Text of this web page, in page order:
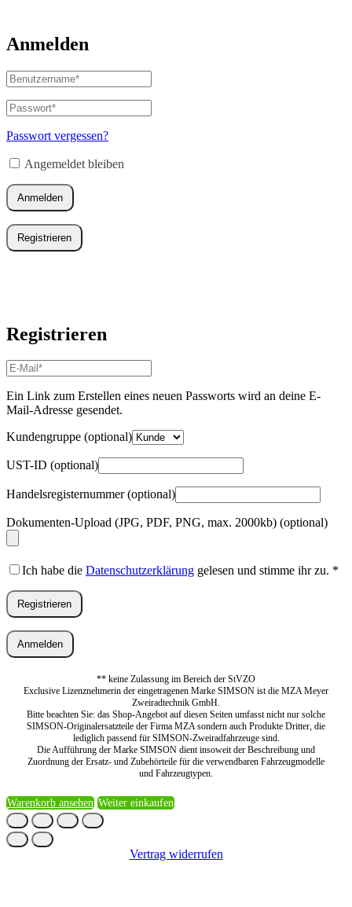
Anmelden
Benutzername
oder
E-
Mail-
Adresse*
Passwort*
Erforderlich
Passwort vergessen?
Angemeldet bleiben
Anmelden
Registrieren
Registrieren
E-
Mail-
Adresse*
Erforderlich
Ein Link zum Erstellen eines neuen Passworts wird an deine E-
Mail-Adresse gesendet.
Kundengruppe (optional)
UST-ID (optional)
Handelsregisternummer(optional)
Dokumenten-Upload (JPG, PDF, PNG, max. 2000kb) (optional)
Ich habe die Datenschutzerklärung gelesen und stimme ihr zu. *
Registrieren
Anmelden
** keine Zulassung im Bereich der StVZO
Exclusive Lizenznehmerin der eingetragenen Marke SIMSON ist die MZA Meyer
Zweiradtechnik GmbH.
Bitte beachten Sie: das Shop-Angebot auf diesen Seiten umfasst nicht nur solche
SIMSON-Originalersatzteile der Firma MZA sondern auch Produkte Dritter, die
lediglich passend für SIMSON-Zweiradfahrzeuge sind.
Die Aufführung der Marke SIMSON dient insoweit der Beschreibung und
Zuordnung der Ersatz- und Zubehörteile für die verwendbaren Fahrzeugmodelle
und Fahrzeugtypen.
Warenkorb ansehen Weiter einkaufen
Vertrag widerrufen